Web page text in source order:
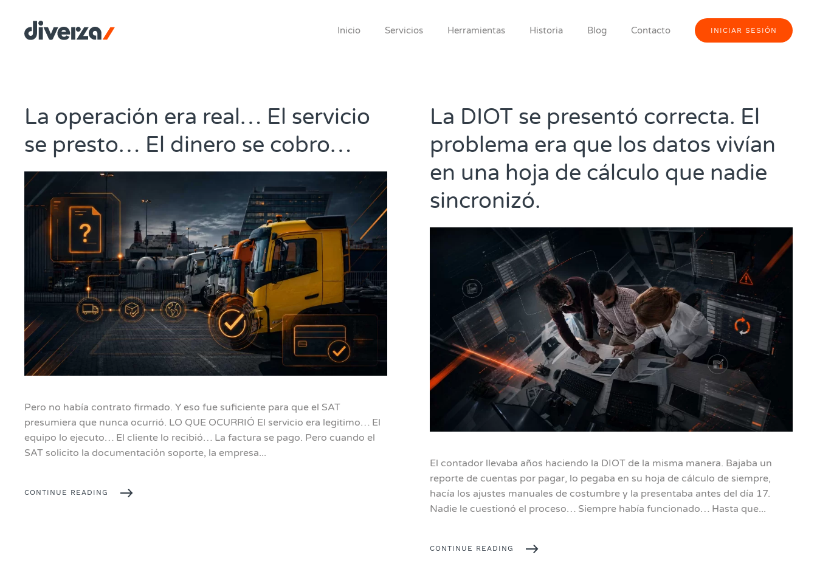
Inicio Servicios Herramientas Historia Blog Contacto INICIAR SESIÓN
La operación era real… El servicio
se presto… El dinero se cobro…
Pero no había contrato firmado. Y eso fue suficiente para que el SAT
presumiera que nunca ocurrió. LO QUE OCURRIÓ El servicio era legitimo… El
equipo lo ejecuto… El cliente lo recibió… La factura se pago. Pero cuando el
SAT solicito la documentación soporte, la empresa...
CONTINUE READING
La DIOT se presentó correcta. El
problema era que los datos vivían
en una hoja de cálculo que nadie
sincronizó.
El contador llevaba años haciendo la DIOT de la misma manera. Bajaba un
reporte de cuentas por pagar, lo pegaba en su hoja de cálculo de siempre,
hacía los ajustes manuales de costumbre y la presentaba antes del día 17.
Nadie le cuestionó el proceso… Siempre había funcionado… Hasta que...
CONTINUE READING